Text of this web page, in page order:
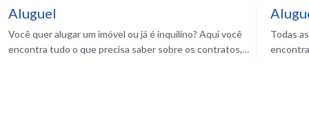
Aluguel
Você quer alugar um imóvel ou já é inquilino? Aqui você
encontra tudo o que precisa saber sobre os contratos,
Todas